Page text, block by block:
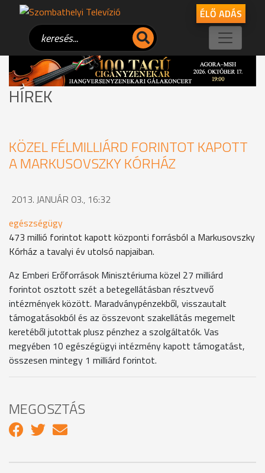
ÉLŐ ADÁS
HÍREK
KÖZEL FÉLMILLIÁRD FORINTOT KAPOTT
A MARKUSOVSZKY KÓRHÁZ
2013. JANUÁR 03., 16:32
egészségügy
473 millió forintot kapott központi forrásból a Markusovszky
Kórház a tavalyi év utolsó napjaiban.
Az Emberi Erőforrások Minisztériuma közel 27 milliárd
forintot osztott szét a betegellátásban résztvevő
intézmények között. Maradványpénzekből, visszautalt
támogatásokból és az összevont szakellátás megemelt
keretéből jutottak plusz pénzhez a szolgáltatók. Vas
megyében 10 egészégügyi intézmény kapott támogatást,
összesen mintegy 1 milliárd forintot.
MEGOSZTÁS